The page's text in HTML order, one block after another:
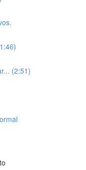
(2:51)